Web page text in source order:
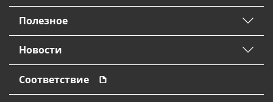
Полезное
Новости
Соответствие